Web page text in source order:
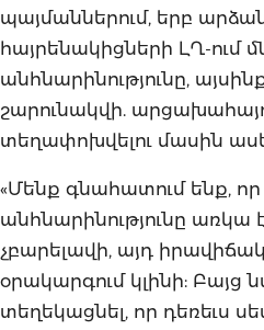
պայմաններում, երբ
հայրենակիցների ԼՂ-ում
անհնարինությունը,
շարունակվի.
տեղափոխվելու մասին
«Մենք գնահատում ենք,
անհնարինությունը առկա
չբարելավի, այդ
օրակարգում կլինի: Բայց
տեղեկացնել, որ դեռեւս